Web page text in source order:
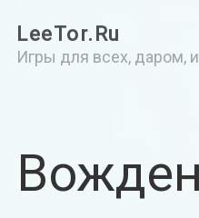
LeeTor.Ru
Игры для всех, даром,